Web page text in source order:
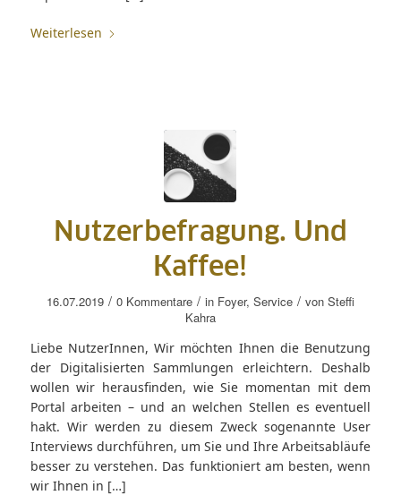
Weiterlesen
Nutzerbefragung. Und
Kaffee!
16.07.2019 / 0 Kommentare / in Foyer, Service / von Steffi
Kahra
Liebe NutzerInnen, Wir möchten Ihnen die Benutzung
der Digitalisierten Sammlungen erleichtern. Deshalb
wollen wir herausfinden, wie Sie momentan mit dem
Portal arbeiten – und an welchen Stellen es eventuell
hakt. Wir werden zu diesem Zweck sogenannte User
Interviews durchführen, um Sie und Ihre Arbeitsabläufe
besser zu verstehen. Das funktioniert am besten, wenn
wir Ihnen in […]